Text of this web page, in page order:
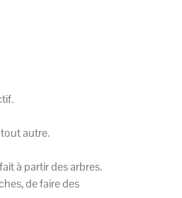
tout autre.
à partir des arbres.
de faire des